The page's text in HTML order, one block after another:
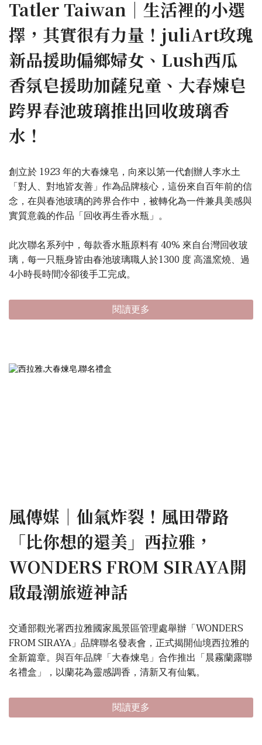
Tatler Taiwan｜生活裡的小選
擇，其實很有力量！juliArt玫瑰
新品援助偏鄉婦女、Lush西瓜
香氛皂援助加薩兒童、大春煉皂
跨界春池玻璃推出回收玻璃香
水！
創立於 1923 年的大春煉皂，向來以第一代創辦人李水土
「對人、對地皆友善」作為品牌核心，這份來自百年前的信
念，在與春池玻璃的跨界合作中，被轉化為一件兼具美感與
實質意義的作品「回收再生香水瓶」。
此次聯名系列中，每款香水瓶原料有 40% 來自台灣回收玻
璃，每一只瓶身皆由春池玻璃職人於1300 度 高溫窯燒、過
4小時長時間冷卻後手工完成。
閱讀更多
風傳媒｜仙氣炸裂！風田帶路
「比你想的還美」西拉雅，
WONDERS FROM SIRAYA開
啟最潮旅遊神話
交通部觀光署西拉雅國家風景區管理處舉辦「WONDERS
FROM SIRAYA」品牌聯名發表會，正式揭開仙境西拉雅的
全新篇章。與百年品牌「大春煉皂」合作推出「晨霧蘭露聯
名禮盒」，以蘭花為靈感調香，清新又有仙氣。
閱讀更多